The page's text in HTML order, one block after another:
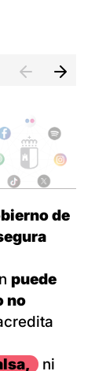
de
puede
no
ni